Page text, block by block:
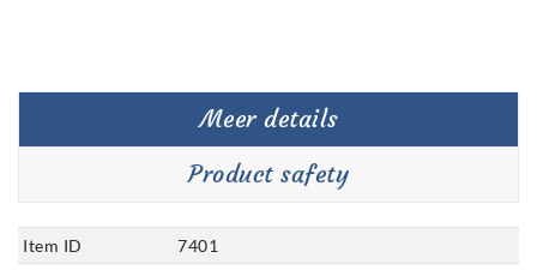
Meer details
Product safety
Item ID
7401